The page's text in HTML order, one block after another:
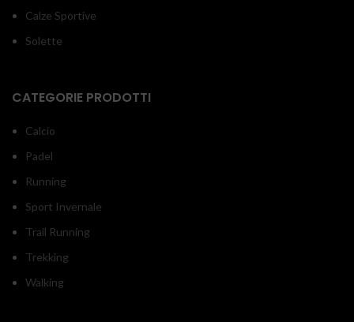
Calze Sportive
Solette
CATEGORIE PRODOTTI
Calcio
Padel
Running
Sport Invernale
Trail Running
Trekking
Walking